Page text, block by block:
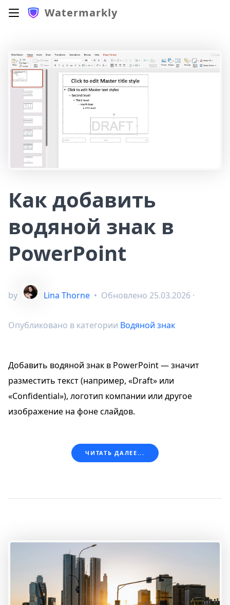
Watermarkly
Как добавить
водяной знак в
PowerPoint
by Lina Thorne • Обновлено 25.03.2026 ·
Опубликовано в категории Водяной знак
Добавить водяной знак в PowerPoint — значит
разместить текст (например, «Draft» или
«Confidential»), логотип компании или другое
изображение на фоне слайдов.
ЧИТАТЬ ДАЛЕЕ...